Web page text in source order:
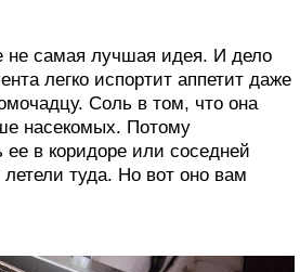
не самая лучшая идея. И дело
легко испортит аппетит даже
Соль в том, что она
насекомых. Потому
ее в коридоре или соседней
туда. Но вот оно вам